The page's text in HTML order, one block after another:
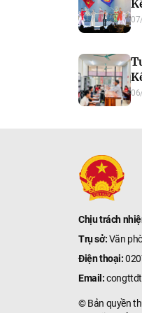
Chịu trách
Trụ sở:Văn
Điện thoại:
Email:
© Bản quyền